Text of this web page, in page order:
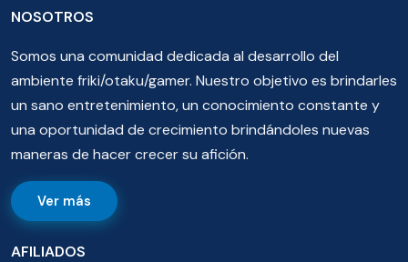
NOSOTROS
Somos una comunidad dedicada al desarrollo del
ambiente friki/otaku/gamer. Nuestro objetivo es brindarles
un sano entretenimiento, un conocimiento constante y
una oportunidad de crecimiento brindándoles nuevas
maneras de hacer crecer su afición.
Ver más
AFILIADOS